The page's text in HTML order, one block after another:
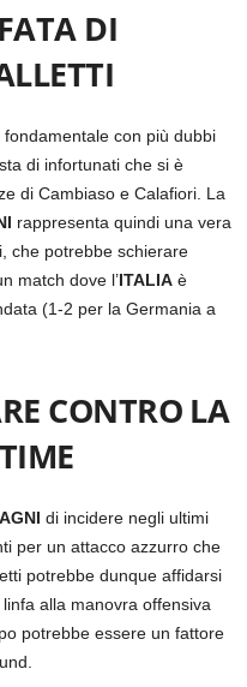
DI
con più dubbi
di infortunati che si è
di Cambiaso e Calafiori. La
rappresenta quindi una vera
che potrebbe schierare
match dove l’ITALIA è
(1-2 per la Germania a
CONTRO LA
di incidere negli ultimi
per un attacco azzurro che
potrebbe dunque affidarsi
alla manovra offensiva
potrebbe essere un fattore